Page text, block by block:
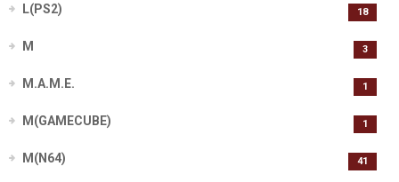
L(PS2) 18
M 3
M.A.M.E. 1
M(GAMECUBE) 1
M(N64) 41